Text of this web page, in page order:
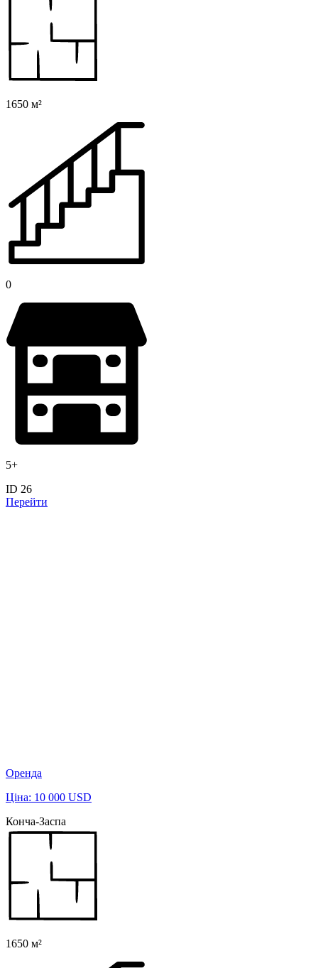
1650 м²
0
5+
ID 26
Перейти
Оренда
Ціна: 10 000 USD
Конча-Заспа
1650 м²